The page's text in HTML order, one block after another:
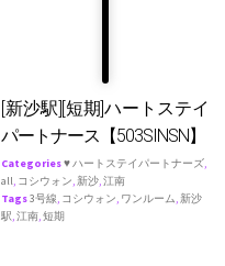
[新沙駅][短期]ハートステイ
パートナース【503SINSN】
Categories♥ ハートステイパートナーズ,
all, コシウォン,新沙,江南
Tags3号線, コシウォン, ワンルーム,新沙
駅,江南,短期